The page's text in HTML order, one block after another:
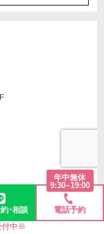
募集など、
ます。
・相談
年中無休
9:30~19:00
電話予約
付中※